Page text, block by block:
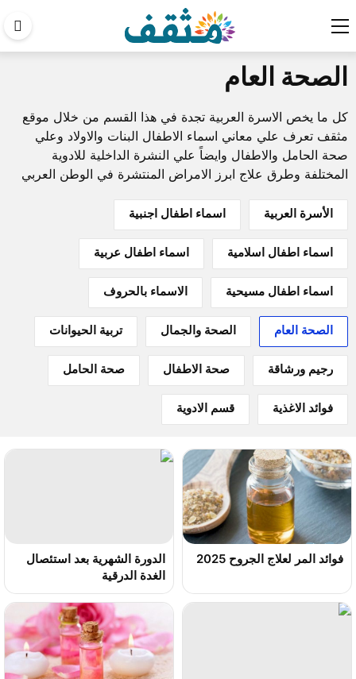
الصحة العام
كل ما يخص الاسرة العربية تجدة في هذا القسم من خلال موقع
مثقف تعرف علي معاني اسماء الاطفال البنات والاولاد وعلي
صحة الحامل والاطفال وايضاً علي النشرة الداخلية للادوية
المختلفة وطرق علاج ابرز الامراض المنتشرة في الوطن العربي
الأسرة العربية اسماء اطفال اجنبية
اسماء اطفال اسلامية اسماء اطفال عربية
اسماء اطفال مسيحية الاسماء بالحروف
الصحة العام الصحة والجمال تربية الحيوانات
رجيم ورشاقة صحة الاطفال صحة الحامل
فوائد الاغذية قسم الادوية
فوائد المر لعلاج الجروح 2025
الدورة الشهرية بعد استئصال
الغدة الدرقية